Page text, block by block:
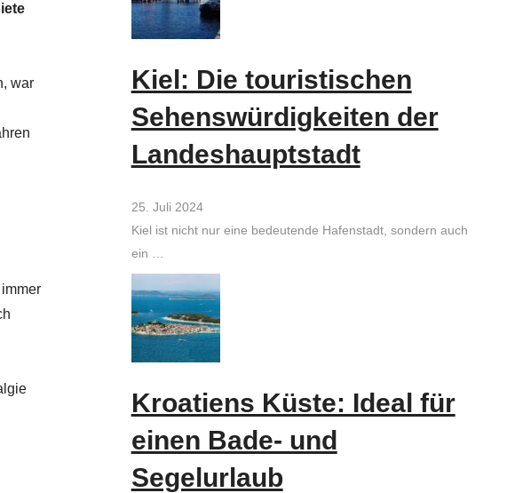
war
Kiel: Die touristischen
Sehenswürdigkeiten der
Landeshauptstadt
25. Juli 2024
Kiel ist nicht nur eine bedeutende Hafenstadt, sondern auch
ein …
Kroatiens Küste: Ideal für
einen Bade- und
Segelurlaub